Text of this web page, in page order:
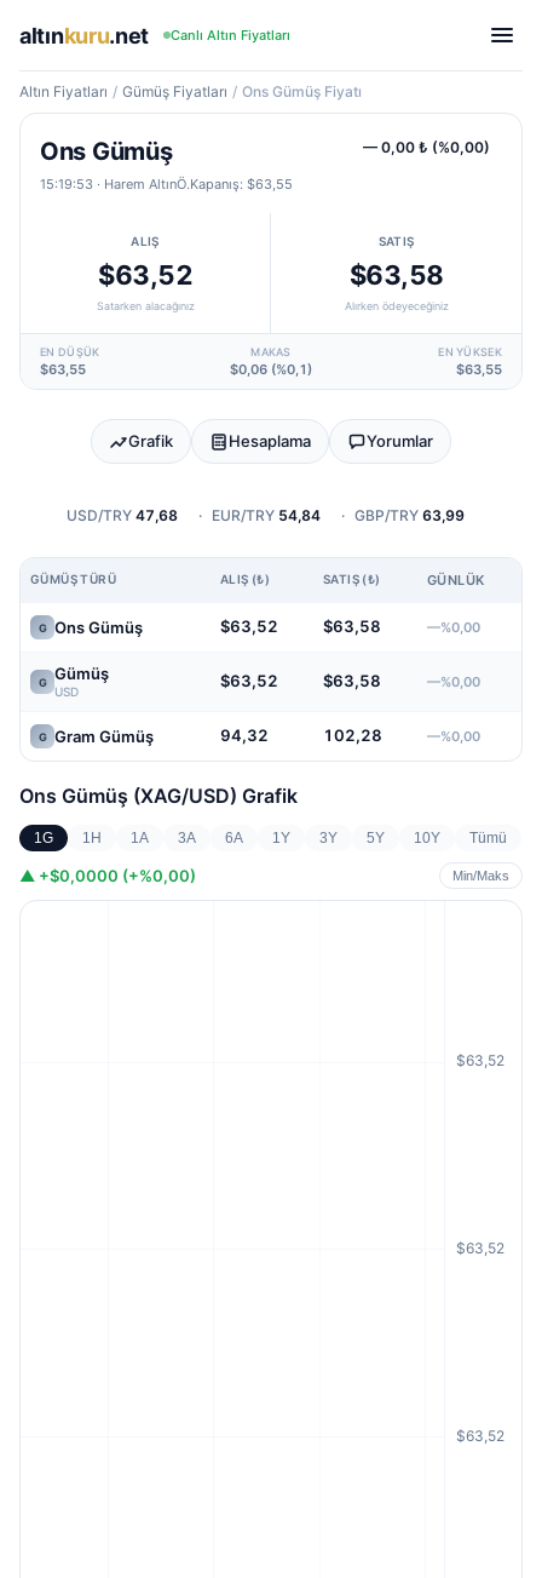
altınkuru.net Canlı Altın Fiyatları
Altın Fiyatları / Gümüş Fiyatları / Ons Gümüş Fiyatı
Ons Gümüş
15:19:53 · Harem AltınÖ.Kapanış: $63,55
— 0,00 ₺ (%0,00)
ALIŞ
$63,52
Satarken alacağınız
SATIŞ
$63,58
Alırken ödeyeceğiniz
EN DÜŞÜK
$63,55
MAKAS
$0,06 (%0,1)
EN YÜKSEK
$63,55
Grafik Hesaplama Yorumlar
USD/TRY 47,68 · EUR/TRY 54,84 · GBP/TRY 63,99
GÜMÜŞ TÜRÜ ALIŞ (₺) SATIŞ (₺) GÜNLÜK
G Ons Gümüş $63,52 $63,58 —%0,00
G Gümüş
USD
$63,52 $63,58 —%0,00
G Gram Gümüş 94,32 102,28 —%0,00
Ons Gümüş (XAG/USD) Grafik
1G 1H 1A 3A 6A 1Y 3Y 5Y 10Y Tümü
▲ +$0,0000 (+%0,00) Min/Maks